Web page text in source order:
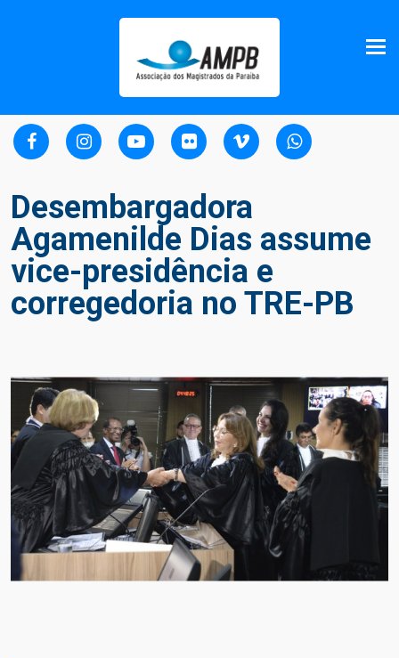
Desembargadora
Agamenilde Dias assume
vice-presidência e
corregedoria no TRE-PB